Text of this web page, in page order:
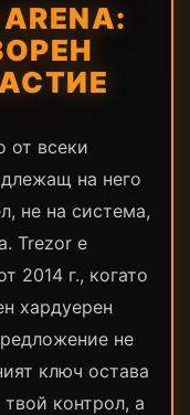
от всеки
на него
не на система,
Trezor е
2014 г., когато
хардуерен
не
ключ остава
контрол, а